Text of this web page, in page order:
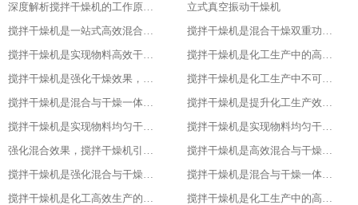
深度解析搅拌干燥机的工作原理与应用
立式真空振动干燥机
搅拌干燥机是一站式高效混合与干燥解决方案
搅拌干燥机是混合干燥双重功效，化工生产新助力，提升产品质量
搅拌干燥机是实现物料高效干燥的创新之选，提升产品质量
搅拌干燥机是化工生产中的高效混合与干燥专家，提升产品质量
搅拌干燥机是强化干燥效果，提升产品质量的关键
搅拌干燥机是化工生产中不可或缺的高效工具
搅拌干燥机是混合与干燥一体化的创新解决方案
搅拌干燥机是提升化工生产效率的得力助手
搅拌干燥机是实现物料均匀干燥的专业设备
搅拌干燥机是实现物料均匀干燥的专业设备
强化混合效果，搅拌干燥机引领化工新潮流
搅拌干燥机是高效混合与干燥新标杆
搅拌干燥机是强化混合与干燥效果的理想设备
搅拌干燥机是混合与干燥一体化的高效利器
搅拌干燥机是化工高效生产的得力助手
搅拌干燥机是化工生产中的高效干燥与混合专家